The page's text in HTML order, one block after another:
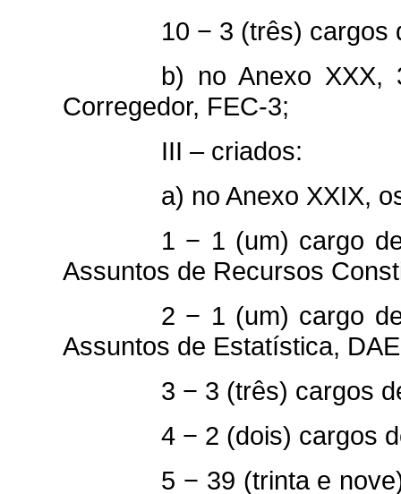
10 − 3 (três) cargos
b) no Anexo XXX,
Corregedor, FEC-3;
III – criados:
a) no Anexo XXIX,
1 − 1 (um) cargo
Assuntos de Recursos
2 − 1 (um) cargo
Assuntos de Estatística,
3 − 3 (três) cargos
4 − 2 (dois) cargos
5 − 39 (trinta e